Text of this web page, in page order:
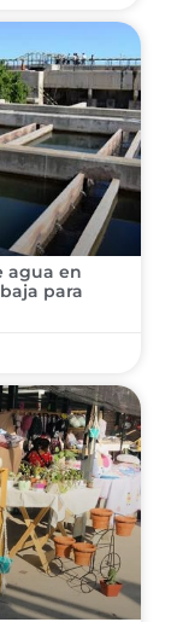
agua en
para